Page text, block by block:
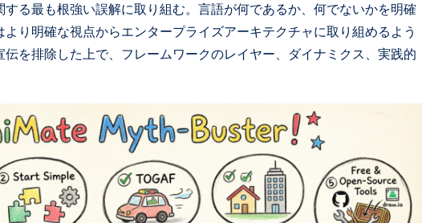
る最も根強い誤解に取り組む。言語が何であるか、何でないかを明確
り明確な視点からエンタープライズアーキテクチャに取り組めるよう
を排除した上で、フレームワークのレイヤー、ダイナミクス、実践的